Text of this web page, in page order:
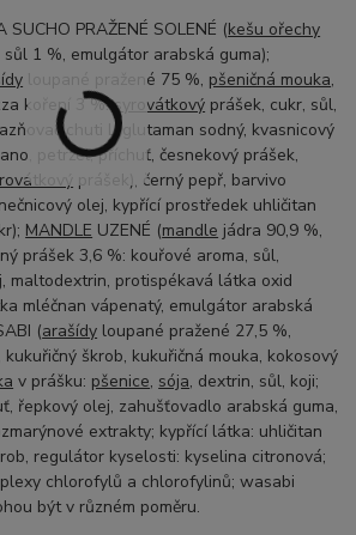
SUCHO PRAŽENÉ SOLENÉ (kešu ořechy
1 %, emulgátor arabská guma);
loupané pražené 75 %, pšeničná mouka,
koření 3 %:syrovátkový prášek, cukr, sůl,
chuti L-glutaman sodný, kvasnicový
petržel, příchuť, česnekový prášek,
prášek), černý pepř, barvivo
olej, kypřící prostředek uhličitan
MANDLE UZENÉ (mandle jádra 90,9 %,
prášek 3,6 %: kouřové aroma, sůl,
maltodextrin, protispékavá látka oxid
mléčnan vápenatý, emulgátor arabská
(arašídy loupané pražené 27,5 %,
kukuřičný škrob, kukuřičná mouka, kokosový
v prášku: pšenice, sója, dextrin, sůl, koji;
řepkový olej, zahušťovadlo arabská guma,
extrakty; kypřící látka: uhličitan
regulátor kyselosti: kyselina citronová;
chlorofylů a chlorofylinů; wasabi
být v různém poměru.